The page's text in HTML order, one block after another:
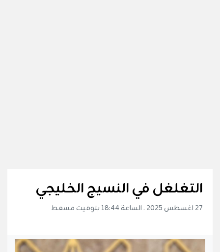
التغلغل في النسيج الخليجي
27 اغسطس 2025 . الساعة 18:44 بتوقيت مسقط